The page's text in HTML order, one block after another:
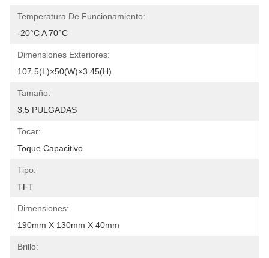
Temperatura De Funcionamiento:
-20°C A 70°C
Dimensiones Exteriores:
107.5(L)×50(W)×3.45(H)
Tamaño:
3.5 PULGADAS
Tocar:
Toque Capacitivo
Tipo:
TFT
Dimensiones:
190mm X 130mm X 40mm
Brillo: